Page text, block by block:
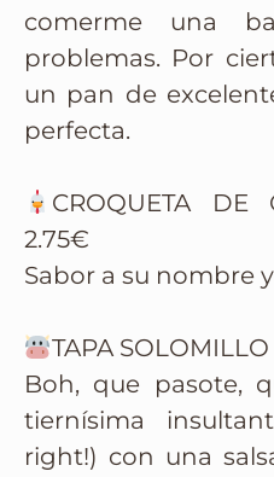
comerme una
problemas. Por
un pan de
perfecta.
CROQUETA DE
2.75€
Sabor a su nombre
TAPA
Boh, que pasote,
tiernísima
right!) con una